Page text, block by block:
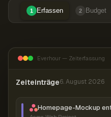
1 Erfassen 2 Budget
Everhour — Zeiterfassung
Zeiteinträge6. August 2026
Homepage-Mockup